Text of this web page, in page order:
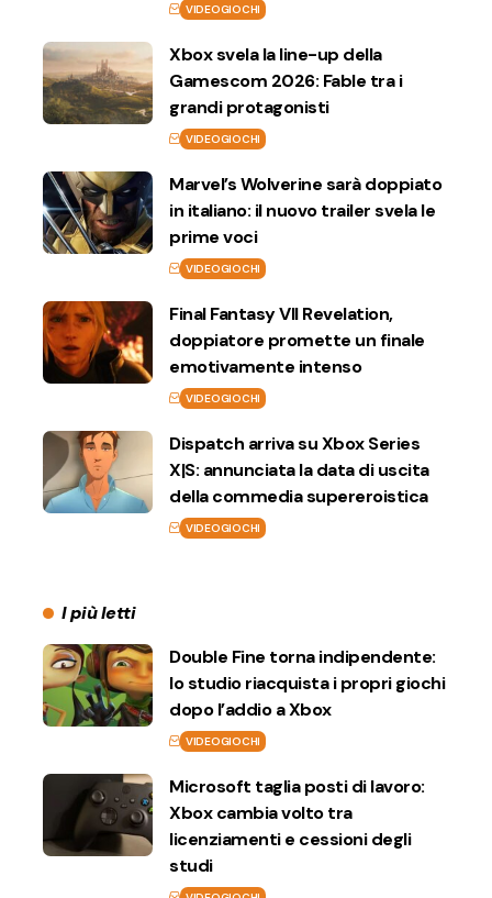
VIDEOGIOCHI
Xbox svela la line-up della
Gamescom 2026: Fable tra i
grandi protagonisti
VIDEOGIOCHI
Marvel’s Wolverine sarà doppiato
in italiano: il nuovo trailer svela le
prime voci
VIDEOGIOCHI
Final Fantasy VII Revelation,
doppiatore promette un finale
emotivamente intenso
VIDEOGIOCHI
Dispatch arriva su Xbox Series
X|S: annunciata la data di uscita
della commedia supereroistica
VIDEOGIOCHI
I più letti
Double Fine torna indipendente:
lo studio riacquista i propri giochi
dopo l’addio a Xbox
VIDEOGIOCHI
Microsoft taglia posti di lavoro:
Xbox cambia volto tra
licenziamenti e cessioni degli
studi